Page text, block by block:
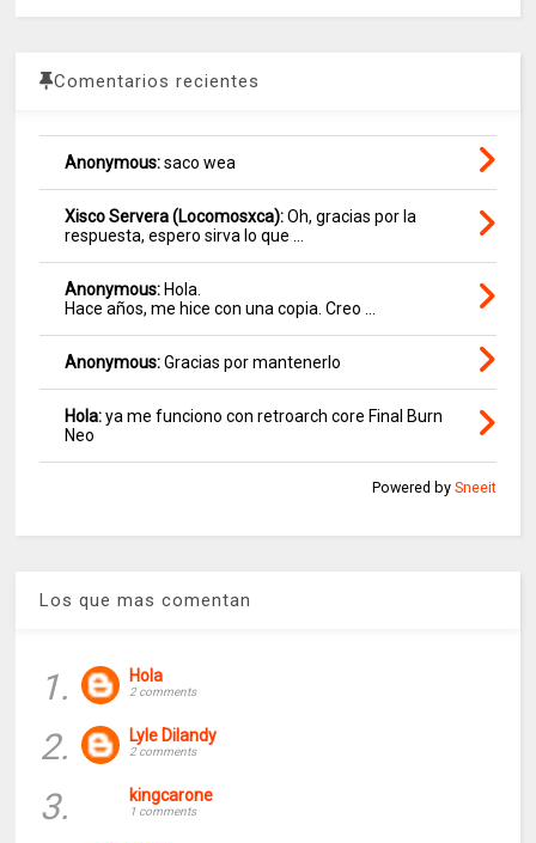
Comentarios recientes
Anonymous:saco wea
Xisco Servera (Locomosxca):Oh, gracias por la
respuesta, espero sirva lo que ...
Anonymous: Hola.
Hace años, me hice con una copia. Creo ...
Anonymous:Gracias por mantenerlo
Hola:ya me funciono con retroarch core Final Burn
Neo
Powered by Sneeit
Los que mas comentan
1. Hola
2 comments
2. Lyle Dilandy
2 comments
3. kingcarone
1 comments